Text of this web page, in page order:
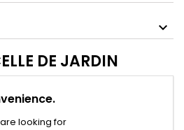
DE JARDIN
looking for